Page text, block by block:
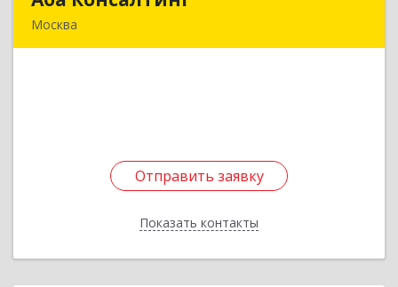
Москва
Отправить заявку
Показать контакты
Отправить заявку
Назад